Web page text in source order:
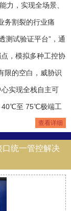
力，实现全场景、
务割裂的行业痛
测试验证平台”，通
，模拟多种工控协
限的空白，威胁识
实现全栈自主可
40℃至 75℃极端工
查看详细
统一管控解决